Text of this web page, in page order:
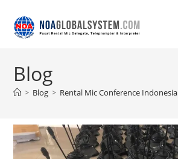
Blog
> Blog > Rental Mic Conference Indonesia